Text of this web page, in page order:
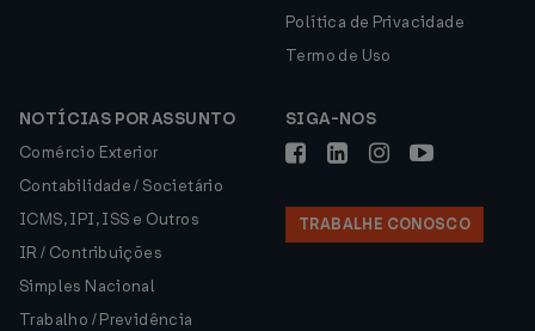
Política de Privacidade
Termo de Uso
NOTÍCIAS POR ASSUNTO
Comércio Exterior
Contabilidade / Societário
ICMS, IPI, ISS e Outros
IR / Contribuições
Simples Nacional
Trabalho / Previdência
SIGA-NOS
TRABALHE CONOSCO